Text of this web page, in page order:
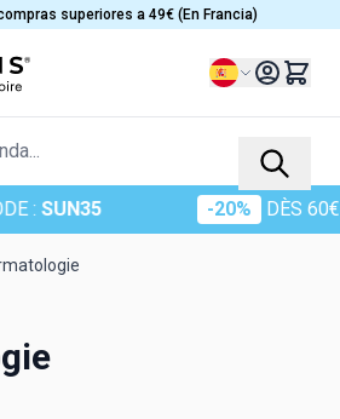
superiores a 49€ (En Francia)
Lenguaje
:SUN35 -20% DÈS 60€|